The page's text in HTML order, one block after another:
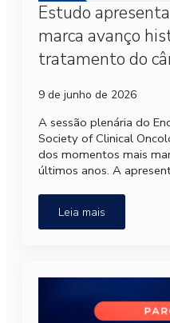
Estudo
marca avanço
tratamento do
9 de junho de 2026
A sessão plenária do
Society of Clinical
dos momentos mais
últimos anos. A
Leia mais